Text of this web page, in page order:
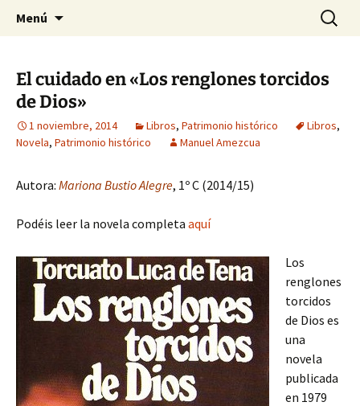
Gomeres
Historia, cultura y pensamiento
Menú Buscar:
El cuidado en «Los renglones torcidos
de Dios»
1 noviembre, 2014 Libros, Patrimonio histórico Libros,
Novela, Patrimonio histórico Manuel Amezcua
Autora: Mariona Bustio Alegre, 1º C (2014/15)
Podéis leer la novela completa aquí
Los
renglones
torcidos
de Dios es
una
novela
publicada
en 1979